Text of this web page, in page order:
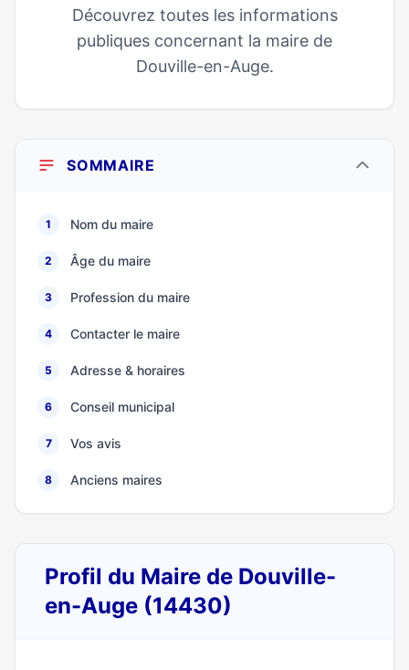
Découvrez toutes les informations
publiques concernant la maire de
Douville-en-Auge.
SOMMAIRE
1 Nom du maire
2 Âge du maire
3 Profession du maire
4 Contacter le maire
5 Adresse & horaires
6 Conseil municipal
7 Vos avis
8 Anciens maires
Profil du Maire de Douville-
en-Auge (14430)